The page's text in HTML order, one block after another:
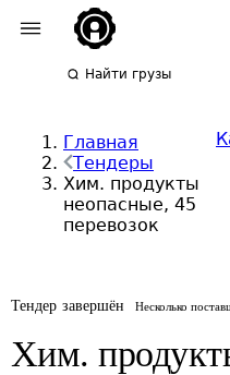
Найти грузы
Главная
Тендеры
Хим. продукты
неопасные, 45
перевозок
Тендер завершён Несколько
Хим.